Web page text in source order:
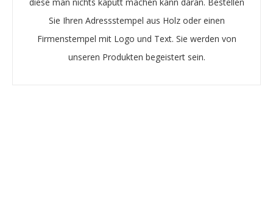
Sie Ihren Adressstempel aus Holz oder einen
Firmenstempel mit Logo und Text. Sie werden von
unseren Produkten begeistert sein.